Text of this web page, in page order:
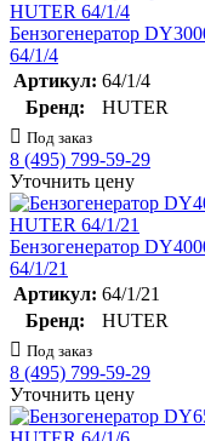
Бензогенератор
64/1/4
Артикул: 64/1/4
Бренд:
HUTER
Под заказ
8 (495) 799-59-29
Уточнить цену
Бензогенератор
64/1/21
Артикул: 64/1/21
Бренд:
HUTER
Под заказ
8 (495) 799-59-29
Уточнить цену